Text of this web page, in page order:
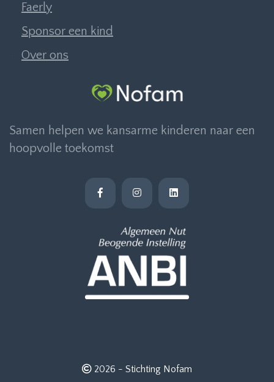
Faerly
Sponsor een kind
Over ons
Samen helpen we kansarme kinderen naar een
hoopvolle toekomst
2026 - Stichting Nofam